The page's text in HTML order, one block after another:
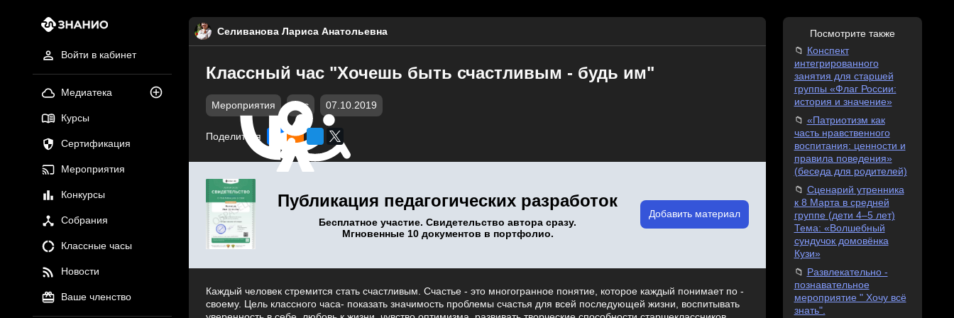
Войти в кабинет
Медиатека
Курсы
Сертификация
Мероприятия
Конкурсы
Собрания
Классные часы
Новости
Ваше членство
Селиванова Лариса Анатольевна
Классный час "Хочешь быть счастливым - будь им"
Мероприятия doc 07.10.2019
Поделиться
Публикация педагогических разработок
Бесплатное участие. Свидетельство автора сразу.
Мгновенные 10 документов в портфолио.
Добавить материал
Каждый человек стремится стать счастливым. Счастье - это многогранное понятие, которое каждый понимает по -
своему. Цель классного часа- показать значимость проблемы счастья для всей последующей жизни, воспитывать
Посмотрите также
Конспект
интегрированного
занятия для старшей
группы «Флаг России:
история и значение»
«Патриотизм как
часть нравственного
воспитания: ценности и
правила поведения»
(беседа для родителей)
Сценарий утренника
к 8 Марта в средней
группе (дети 4–5 лет)
Тема: «Волшебный
сундучок домовёнка
Кузи»
Развлекательно -
познавательное
мероприятие " Хочу всё
знать".